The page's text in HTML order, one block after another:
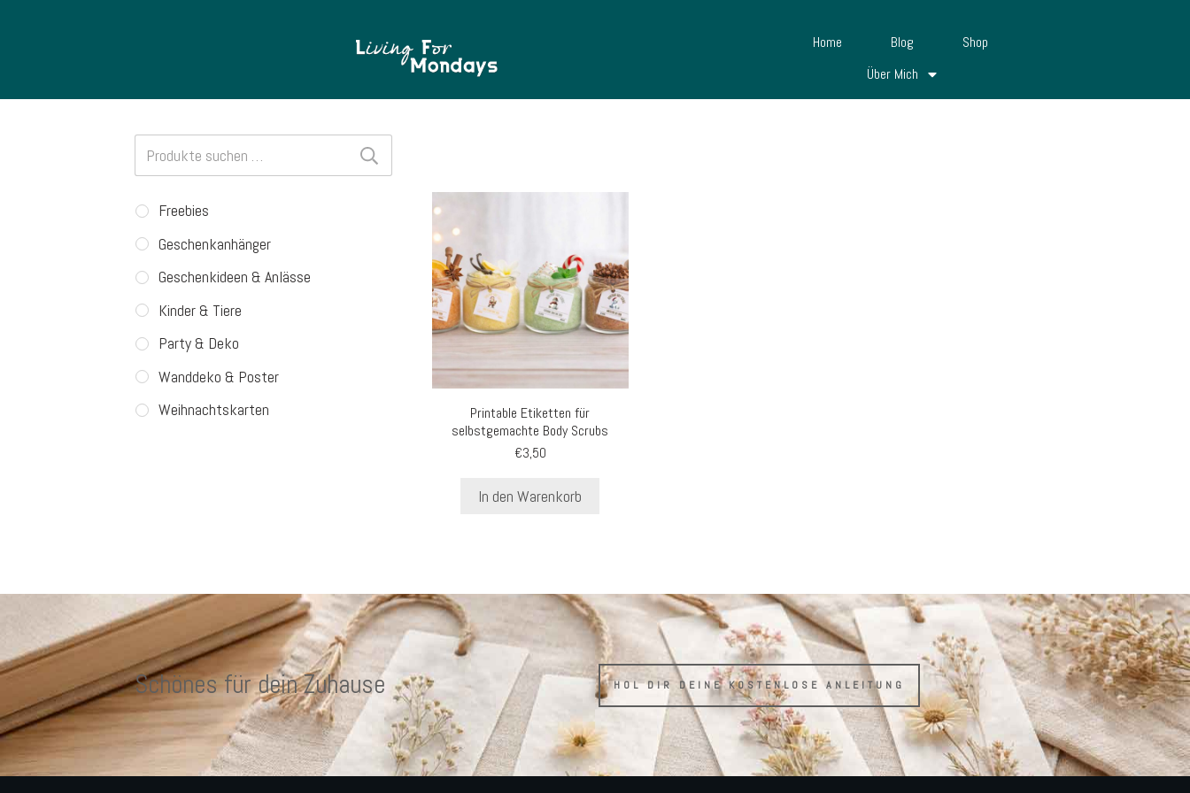
Home Blog
Shop
Über Mich
Printable Etiketten für
selbstgemachte Body Scrubs
€3,50
In den Warenkorb
Suchen
nach:
Freebies
Geschenkanhänger
Geschenkideen & Anlässe
Kinder & Tiere
Party & Deko
Wanddeko & Poster
Weihnachtskarten
Schönes für dein Zuhause HOL DIR DEINE KOSTENLOSE ANLEITUNG